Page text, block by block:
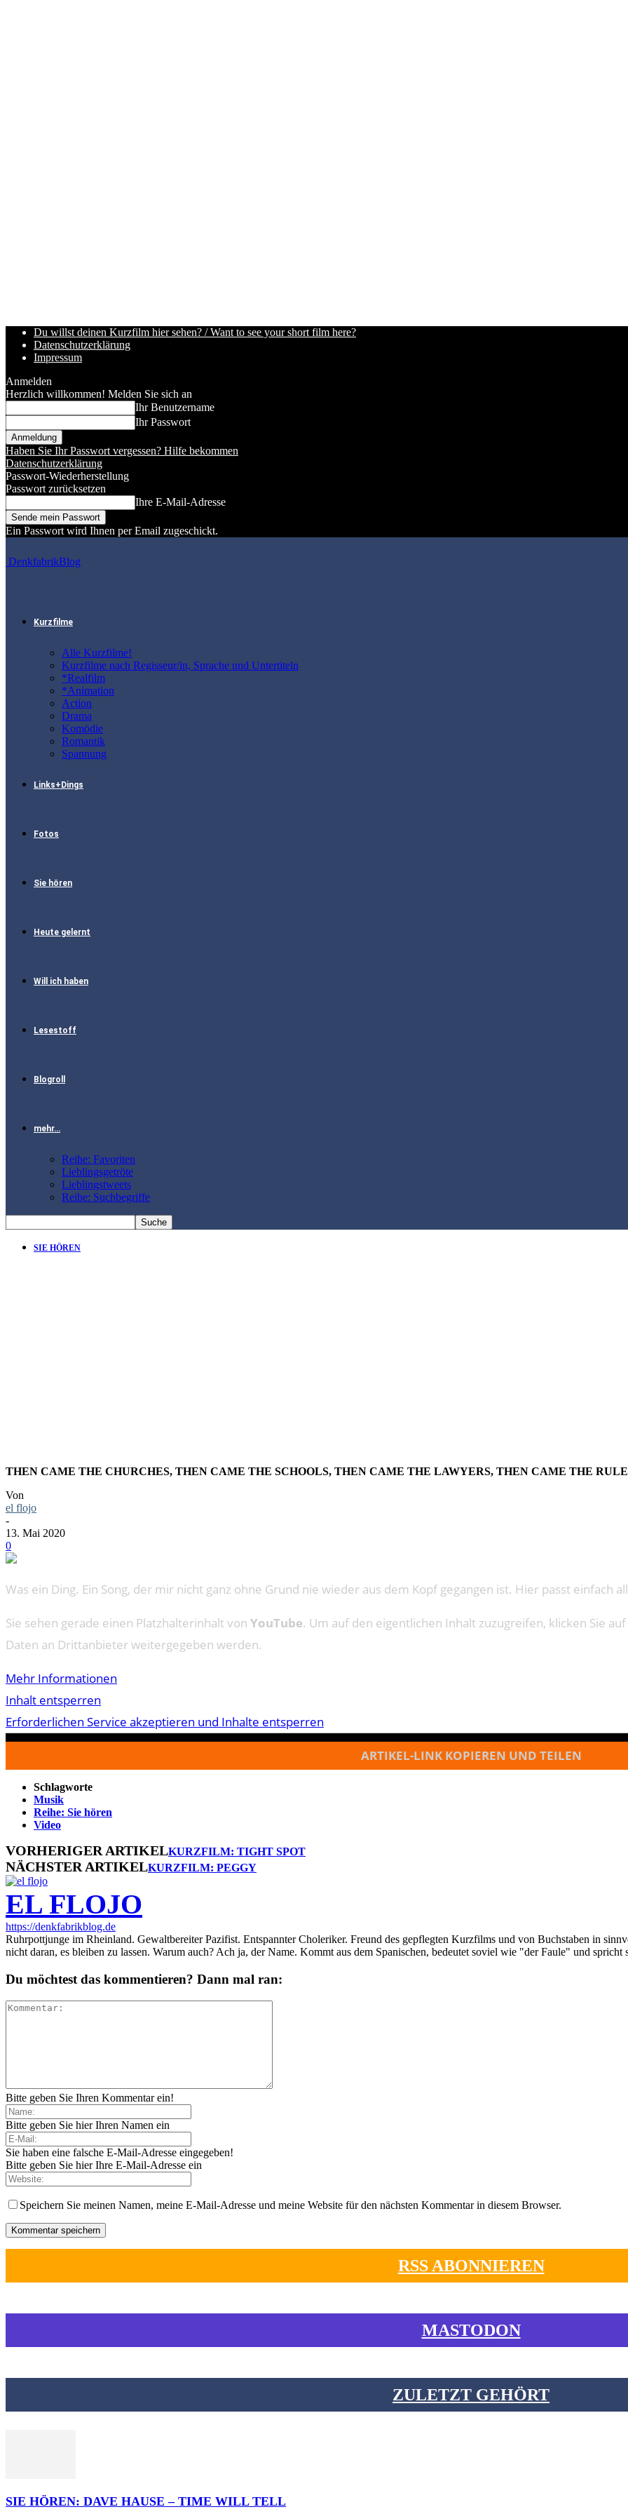
Du willst deinen Kurzfilm hier sehen? / Want to see your short film here?
Datenschutzerklärung
Impressum
Anmelden
Herzlich willkommen! Melden Sie sich an
Ihr Benutzername
Ihr Passwort
Haben Sie Ihr Passwort vergessen? Hilfe bekommen
Datenschutzerklärung
Passwort-Wiederherstellung
Passwort zurücksetzen
Ihre E-Mail-Adresse
Ein Passwort wird Ihnen per Email zugeschickt.
DenkfabrikBlog
Kurzfilme
Alle Kurzfilme!
Kurzfilme nach Regisseur/in, Sprache und Untertiteln
*Realfilm
*Animation
Action
Drama
Komödie
Romantik
Spannung
Links+Dings
Fotos
Sie hören
Heute gelernt
Will ich haben
Lesestoff
Blogroll
mehr…
Reihe: Favoriten
Lieblingsgetröte
Lieblingstweets
Reihe: Suchbegriffe
SIE HÖREN
THEN CAME THE CHURCHES, THEN CAME THE SCHOOLS, THEN CAME THE LAWYERS, THEN CAME THE
Von
el flojo
-
13. Mai 2020
0
Was ein Ding. Ein Song, der mir nicht ganz ohne Grund nie wieder aus dem Kopf gegangen ist. Hier passt einfach
Sie sehen gerade einen Platzhalterinhalt von YouTube. Um auf den eigentlichen Inhalt zuzugreifen, klicken Sie
Daten an Drittanbieter weitergegeben werden.
Mehr Informationen
Inhalt entsperren
Erforderlichen Service akzeptieren und Inhalte entsperren
ARTIKEL-LINK KOPIEREN UND TEILEN
Schlagworte
Musik
Reihe: Sie hören
Video
VORHERIGER ARTIKELKURZFILM: TIGHT SPOT
NÄCHSTER ARTIKELKURZFILM: PEGGY
EL FLOJO
https://denkfabrikblog.de
Ruhrpottjunge im Rheinland. Gewaltbereiter Pazifist. Entspannter Choleriker. Freund des gepflegten Kurzfilms und von Buchstaben in
nicht daran, es bleiben zu lassen. Warum auch? Ach ja, der Name. Kommt aus dem Spanischen, bedeutet soviel wie "der Faule" und spricht
Du möchtest das kommentieren? Dann mal ran:
Bitte geben Sie Ihren Kommentar ein!
Bitte geben Sie hier Ihren Namen ein
Sie haben eine falsche E-Mail-Adresse eingegeben!
Bitte geben Sie hier Ihre E-Mail-Adresse ein
Speichern Sie meinen Namen, meine E-Mail-Adresse und meine Website für den nächsten Kommentar in diesem Browser.
RSS ABONNIEREN
MASTODON
ZULETZT GEHÖRT
SIE HÖREN: DAVE HAUSE – TIME WILL TELL